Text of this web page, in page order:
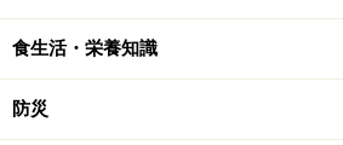
食生活・栄養知識
防災